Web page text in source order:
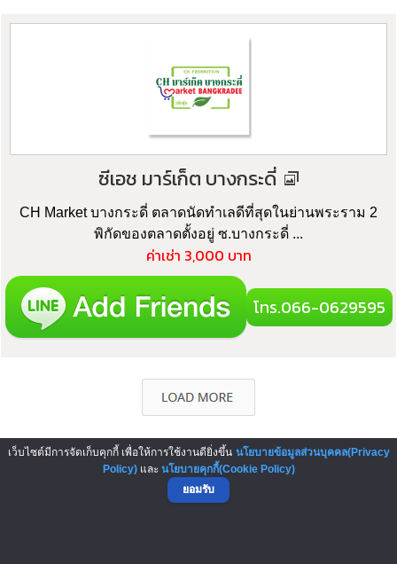
ซีเอช มาร์เก็ต บางกระดี่
CH Market บางกระดี่ ตลาดนัดทำเลดีที่สุดในย่านพระราม 2
พิกัดของตลาดตั้งอยู่ ซ.บางกระดี่ ...
ค่าเช่า 3,000 บาท
โทร.066-0629595
▲ GO TO TOP
เว็บไซต์มีการจัดเก็บคุกกี้ เพื่อให้การใช้งานดียิ่งขึ้น นโยบายข้อมูลส่วนบุคคล(Privacy
Policy)และ นโยบายคุกกี้(Cookie Policy)
ยอมรับ